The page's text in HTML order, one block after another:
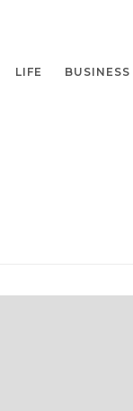
LIFE BUSINESS